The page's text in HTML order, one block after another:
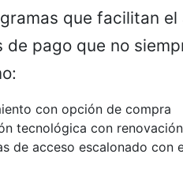
que facilitan
pago que no
con opción de compra
tecnológica con renovación
de acceso escalonado con